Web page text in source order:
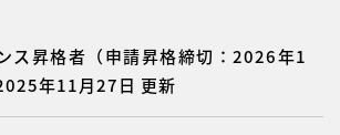
ス昇格者（申請昇格締切：2026年1
年11月27日 更新